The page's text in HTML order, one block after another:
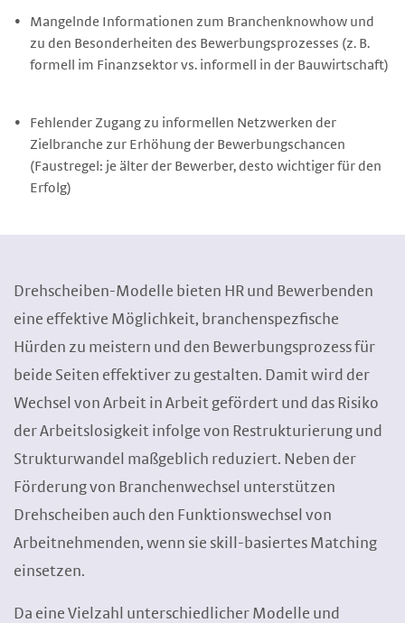
Mangelnde Informationen zum Branchenknowhow und
zu den Besonderheiten des Bewerbungsprozesses (z. B.
formell im Finanzsektor vs. informell in der Bauwirtschaft)
Fehlender Zugang zu informellen Netzwerken der
Zielbranche zur Erhöhung der Bewerbungschancen
(Faustregel: je älter der Bewerber, desto wichtiger für den
Erfolg)
Drehscheiben-Modelle bieten HR und Bewerbenden
eine effektive Möglichkeit, branchenspezfische
Hürden zu meistern und den Bewerbungsprozess für
beide Seiten effektiver zu gestalten. Damit wird der
Wechsel von Arbeit in Arbeit gefördert und das Risiko
der Arbeitslosigkeit infolge von Restrukturierung und
Strukturwandel maßgeblich reduziert. Neben der
Förderung von Branchenwechsel unterstützen
Drehscheiben auch den Funktionswechsel von
Arbeitnehmenden, wenn sie skill-basiertes Matching
einsetzen.
Da eine Vielzahl unterschiedlicher Modelle und